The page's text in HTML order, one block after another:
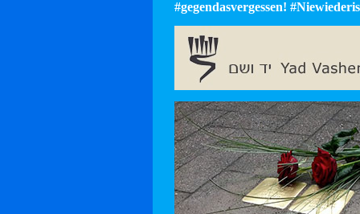
#gegendasvergessen!